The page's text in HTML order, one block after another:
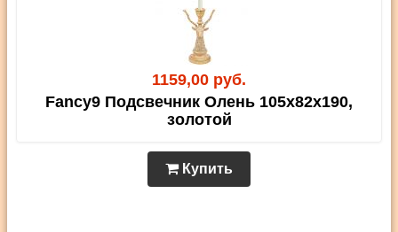
1159,00 руб.
Fancy9 Подсвечник Олень 105х82х190,
золотой
Купить